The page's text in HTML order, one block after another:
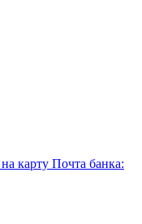
карту Почта банка: